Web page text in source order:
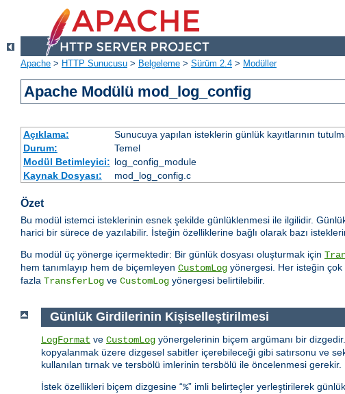
Apache > HTTP Sunucusu > Belgeleme > Sürüm 2.4 > Modüller
Apache Modülü mod_log_config
Açıklama:
Sunucuya yapılan isteklerin günlük kayıtlarının
Durum:
Temel
Modül Betimleyici: log_config_module
Kaynak Dosyası:
mod_log_config.c
Özet
Bu modül istemci isteklerinin esnek şekilde günlüklenmesi ile ilgilidir.
harici bir sürece de yazılabilir. İsteğin özelliklerine bağlı olarak bazı
Bu modül üç yönerge içermektedir: Bir günlük dosyası oluşturmak için
hem tanımlayıp hem de biçemleyen CustomLog yönergesi. Her isteğin çok
fazla TransferLog ve CustomLog yönergesi belirtilebilir.
Günlük Girdilerinin Kişiselleştirilmesi
LogFormat ve CustomLog yönergelerinin biçem argümanı bir
kopyalanmak üzere dizgesel sabitler içerebileceği gibi satırsonu ve
kullanılan tırnak ve tersbölü imlerinin tersbölü ile öncelenmesi gerekir.
İstek özellikleri biçem dizgesine “%” imli belirteçler yerleştirilerek